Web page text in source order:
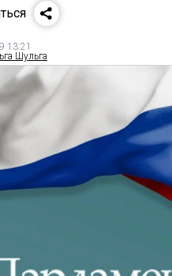
13:21
Шульга